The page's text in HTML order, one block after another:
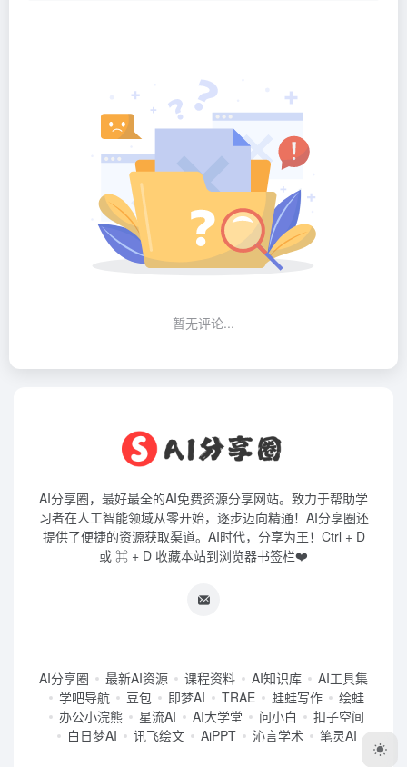
暂无评论...
AI分享圈，最好最全的AI免费资源分享网站。致力于帮助学
习者在人工智能领域从零开始，逐步迈向精通！AI分享圈还
提供了便捷的资源获取渠道。AI时代，分享为王！Ctrl + D
或 ⌘ + D 收藏本站到浏览器书签栏❤️
AI分享圈 最新AI资源 课程资料 AI知识库
AI工具集
学吧导航
豆包 即梦AI TRAE 蛙蛙写作
绘蛙
办公小浣熊
星流AI AI大学堂 问小白
扣子空间
白日梦AI
讯飞绘文 AiPPT 沁言学术 笔灵AI